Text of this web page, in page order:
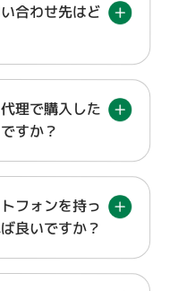
合わせ先はど
理で購入した
すか？
フォンを持っ
良いですか？